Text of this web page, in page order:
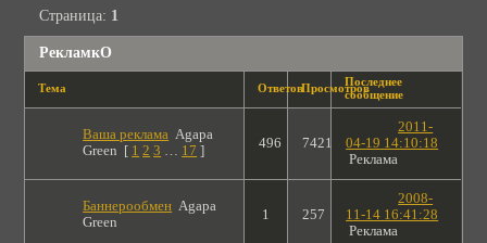
РекламкО
Страница: 1
Тема ОтветовПросмотровПоследнее
сообщение
Ваша реклама Agapa
Green [ 1 2 3 … 17 ] 496 7421
2011-
04-19 14:10:18
Реклама
Баннерообмен Agapa
Green
1 257
2008-
11-14 16:41:28
Реклама